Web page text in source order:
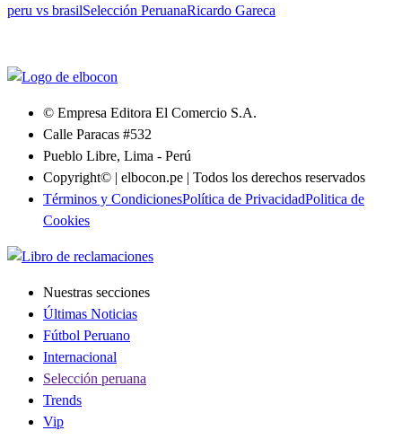
peru vs brasilSelección PeruanaRicardo Gareca
© Empresa Editora El Comercio S.A.
Calle Paracas #532
Pueblo Libre, Lima - Perú
Copyright© | elbocon.pe | Todos los derechos reservados
Términos y CondicionesPolítica de PrivacidadPolitica de
Cookies
Nuestras secciones
Últimas Noticias
Fútbol Peruano
Internacional
Selección peruana
Trends
Vip